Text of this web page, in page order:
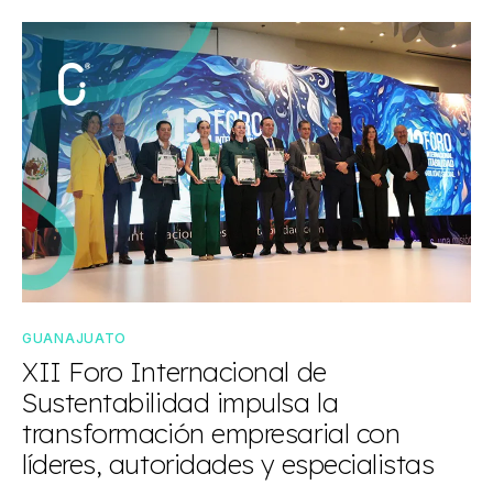
GUANAJUATO
XII Foro Internacional de
Sustentabilidad impulsa la
transformación empresarial con
líderes, autoridades y especialistas